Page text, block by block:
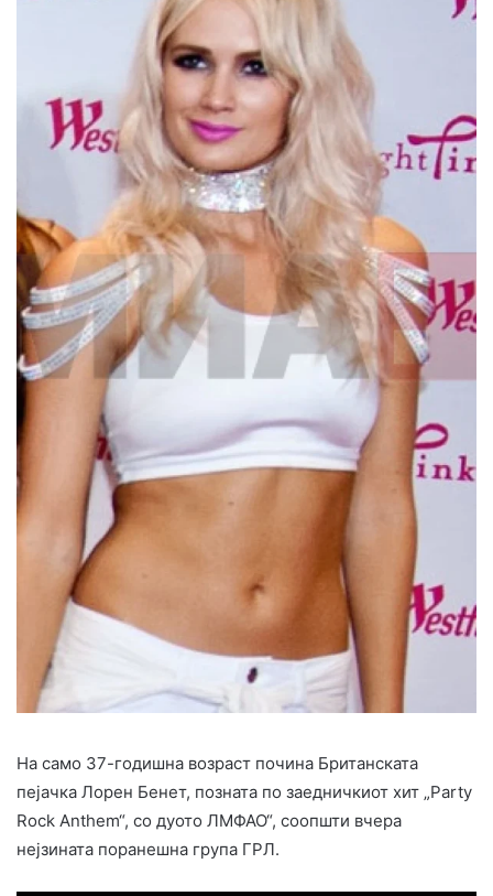
На само 37-годишна возраст почина Британската
пејачка Лорен Бенет, позната по заедничкиот хит „Party
Rock Anthem“, со дуото ЛМФАО“, соопшти вчера
нејзината поранешна група ГРЛ.